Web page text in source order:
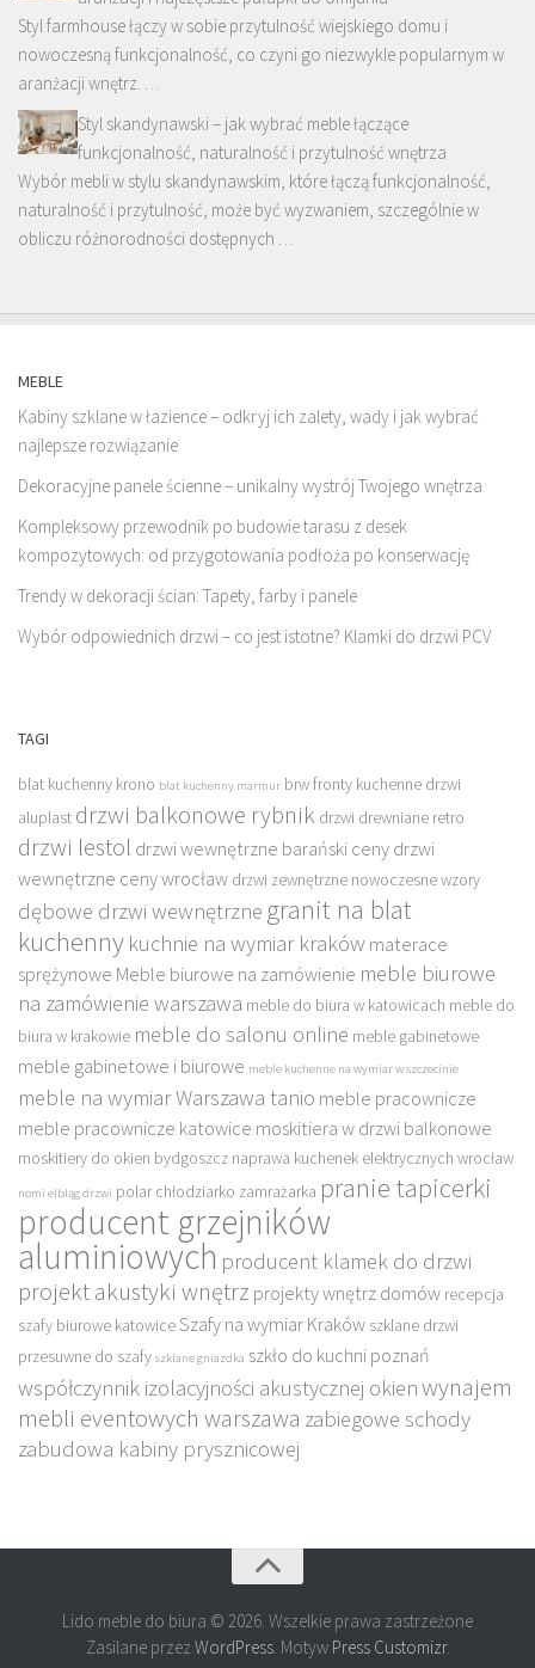
Styl farmhouse łączy w sobie przytulność wiejskiego domu i
nowoczesną funkcjonalność, co czyni go niezwykle popularnym w
aranżacji wnętrz. …
Styl skandynawski – jak wybrać meble łączące
funkcjonalność, naturalność i przytulność wnętrza
Wybór mebli w stylu skandynawskim, które łączą funkcjonalność,
naturalność i przytulność, może być wyzwaniem, szczególnie w
obliczu różnorodności dostępnych …
MEBLE
Kabiny szklane w łazience – odkryj ich zalety, wady i jak wybrać
najlepsze rozwiązanie
Dekoracyjne panele ścienne – unikalny wystrój Twojego wnętrza
Kompleksowy przewodnik po budowie tarasu z desek
kompozytowych: od przygotowania podłoża po konserwację
Trendy w dekoracji ścian: Tapety, farby i panele
Wybór odpowiednich drzwi – co jest istotne? Klamki do drzwi PCV
TAGI
blat kuchenny krono blat kuchenny marmur brw fronty kuchenne drzwi
aluplast drzwi balkonowe rybnik drzwi drewniane retro
drzwi lestol drzwi wewnętrzne barański ceny drzwi
wewnętrzne ceny wrocław drzwi zewnętrzne nowoczesne wzory
dębowe drzwi wewnętrzne granit na blat
kuchenny kuchnie na wymiar kraków materace
sprężynowe Meble biurowe na zamówienie meble biurowe
na zamówienie warszawa meble do biura w katowicach meble do
biura w krakowie meble do salonu online meble gabinetowe
meble gabinetowe i biurowe meble kuchenne na wymiar w szczecinie
meble na wymiar Warszawa tanio meble pracownicze
meble pracownicze katowice moskitiera w drzwi balkonowe
moskitiery do okien bydgoszcz naprawa kuchenek elektrycznych wrocław
nomi elbląg drzwi polar chłodziarko zamrażarka pranie tapicerki
producent grzejników
aluminiowych producent klamek do drzwi
projekt akustyki wnętrz projekty wnętrz domów recepcja
szafy biurowe katowiceSzafy na wymiar Kraków szklane drzwi
przesuwne do szafy szklane gniazdka szkło do kuchni poznań
współczynnik izolacyjności akustycznej okienwynajem
mebli eventowych warszawa zabiegowe schody
zabudowa kabiny prysznicowej
Lido meble do biura © 2026. Wszelkie prawa zastrzeżone
Zasilane przez WordPress. Motyw Press Customizr.